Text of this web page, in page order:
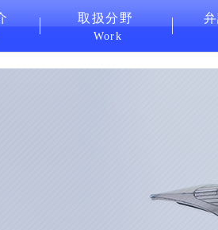
取扱分野
Work